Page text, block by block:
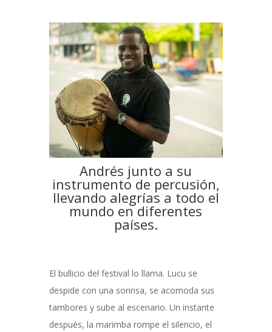
Andrés junto a su
instrumento de percusión,
llevando alegrías a todo el
mundo en diferentes
países.
El bullicio del festival lo llama. Lucu se
despide con una sonrisa, se acomoda sus
tambores y sube al escenario. Un instante
después, la marimba rompe el silencio, el